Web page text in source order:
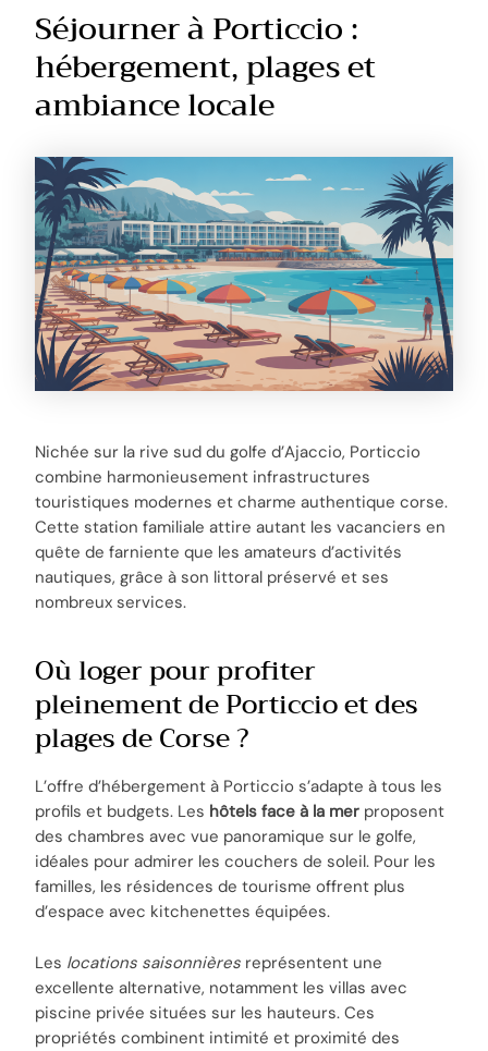
Séjourner à Porticcio :
hébergement, plages et
ambiance locale
Nichée sur la rive sud du golfe d’Ajaccio, Porticcio
combine harmonieusement infrastructures
touristiques modernes et charme authentique corse.
Cette station familiale attire autant les vacanciers en
quête de farniente que les amateurs d’activités
nautiques, grâce à son littoral préservé et ses
nombreux services.
Où loger pour profiter
pleinement de Porticcio et des
plages de Corse ?
L’offre d’hébergement à Porticcio s’adapte à tous les
profils et budgets. Les hôtels face à la mer proposent
des chambres avec vue panoramique sur le golfe,
idéales pour admirer les couchers de soleil. Pour les
familles, les résidences de tourisme offrent plus
d’espace avec kitchenettes équipées.
Les locations saisonnières représentent une
excellente alternative, notamment les villas avec
piscine privée situées sur les hauteurs. Ces
propriétés combinent intimité et proximité des